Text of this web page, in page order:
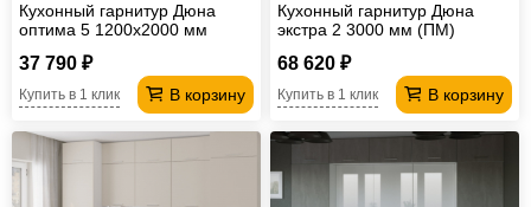
Кухонный гарнитур Дюна
оптима 5 1200х2000 мм
37 790 ₽
В корзину
Купить в 1 клик
Кухонный гарнитур Дюна
экстра 2 3000 мм (ПМ)
68 620 ₽
В корзину
Купить в 1 клик